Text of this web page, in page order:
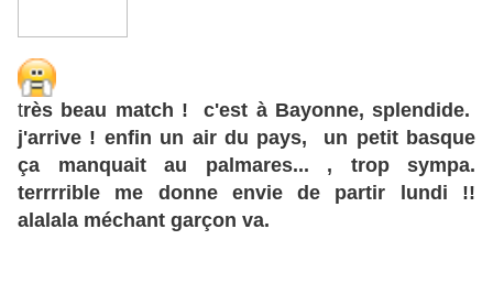
très beau match ! c'est à Bayonne, splendide.
j'arrive ! enfin un air du pays, un petit basque
ça manquait au palmares... , trop sympa.
terrrrible me donne envie de partir lundi !!
alalala méchant garçon va.